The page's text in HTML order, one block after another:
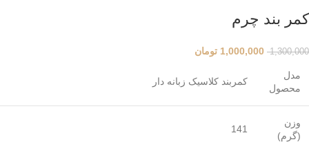
کمر بند چرم
1,300,000
1,000,000 تومان
مدل
محصول
کمربند کلاسیک زبانه دار
وزن
(گرم)
141